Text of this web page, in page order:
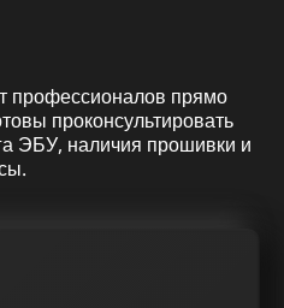
профессионалов прямо
проконсультировать
ЭБУ, наличия прошивки и